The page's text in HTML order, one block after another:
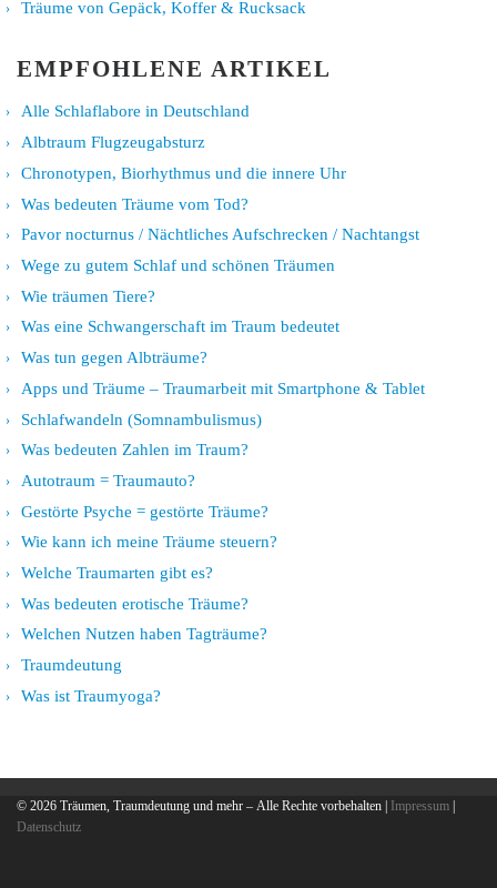
Träume von Gepäck, Koffer & Rucksack
EMPFOHLENE ARTIKEL
Alle Schlaflabore in Deutschland
Albtraum Flugzeugabsturz
Chronotypen, Biorhythmus und die innere Uhr
Was bedeuten Träume vom Tod?
Pavor nocturnus / Nächtliches Aufschrecken / Nachtangst
Wege zu gutem Schlaf und schönen Träumen
Wie träumen Tiere?
Was eine Schwangerschaft im Traum bedeutet
Was tun gegen Albträume?
Apps und Träume – Traumarbeit mit Smartphone & Tablet
Schlafwandeln (Somnambulismus)
Was bedeuten Zahlen im Traum?
Autotraum = Traumauto?
Gestörte Psyche = gestörte Träume?
Wie kann ich meine Träume steuern?
Welche Traumarten gibt es?
Was bedeuten erotische Träume?
Welchen Nutzen haben Tagträume?
Traumdeutung
Was ist Traumyoga?
© 2026 Träumen, Traumdeutung und mehr – Alle Rechte vorbehalten | Impressum
Datenschutz